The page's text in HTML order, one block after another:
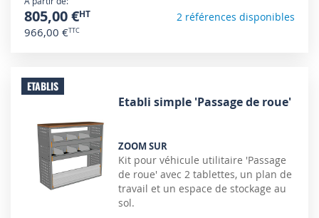
805,00 €
966,00 €
2 références disponibles
ETABLIS
Etabli simple 'Passage de roue'
ZOOM SUR
Kit pour véhicule utilitaire 'Passage
de roue' avec 2 tablettes, un plan de
travail et un espace de stockage au
sol.